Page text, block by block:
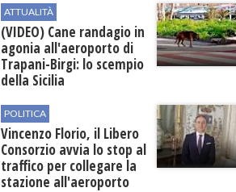
ATTUALITÀ
(VIDEO) Cane randagio in
agonia all'aeroporto di
Trapani-Birgi: lo scempio
della Sicilia
POLITICA
Vincenzo Florio, il Libero
Consorzio avvia lo stop al
traffico per collegare la
stazione all'aeroporto